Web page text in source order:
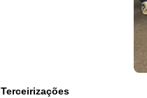
Terceirizações